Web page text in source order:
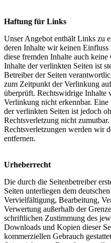
Haftung für Links
Unser Angebot enthält Links zu
deren Inhalte wir keinen
diese fremden Inhalte auch
Inhalte der verlinkten Seiten ist
Betreiber der Seiten
zum Zeitpunkt der Verlinkung
überprüft. Rechtswidrige Inhalte
Verlinkung nicht erkennbar.
der verlinkten Seiten ist jedoch
Rechtsverletzung nicht
Rechtsverletzungen werden wir
entfernen.
Urheberrecht
Die durch die Seitenbetreiber
Seiten unterliegen dem
Vervielfältigung, Bearbeitung,
Verwertung außerhalb der
schriftlichen Zustimmung des
Downloads und Kopien dieser
kommerziellen Gebrauch